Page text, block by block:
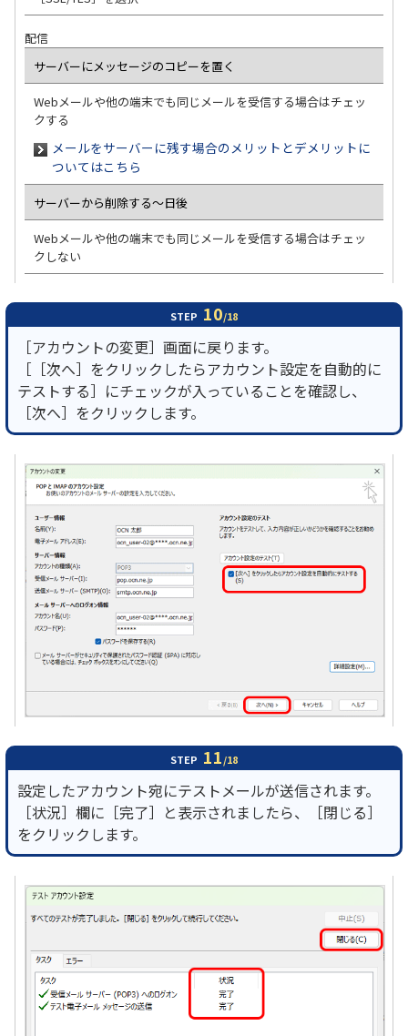
配信
サーバーにメッセージのコピーを置く
Webメールや他の端末でも同じメールを受信する場合はチェッ
クする
メールをサーバーに残す場合のメリットとデメリットに
ついてはこちら
サーバーから削除する～日後
Webメールや他の端末でも同じメールを受信する場合はチェッ
クしない
STEP 10/18
［アカウントの変更］画面に戻ります。
［［次へ］をクリックしたらアカウント設定を自動的に
テストする］にチェックが入っていることを確認し、
［次へ］をクリックします。
STEP 11/18
設定したアカウント宛にテストメールが送信されます。
［状況］欄に［完了］と表示されましたら、［閉じる］
をクリックします。